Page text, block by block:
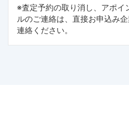
※査定予約の取り消し、アポイ
ルのご連絡は、直接お申込み
連絡ください。